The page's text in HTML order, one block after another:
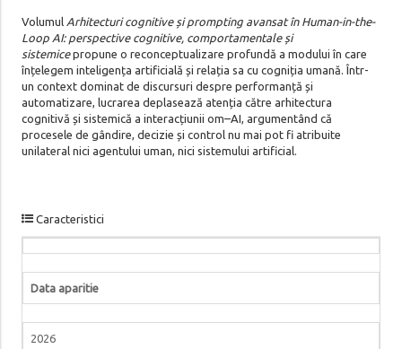
Volumul Arhitecturi cognitive și prompting avansat în Human-in-the-
Loop AI: perspective cognitive, comportamentale și
sistemicepropune o reconceptualizare profundă a modului în care
înțelegem inteligența artificială și relația sa cu cogniția umană. Într-
un context dominat de discursuri despre performanță și
automatizare, lucrarea deplasează atenția către arhitectura
cognitivă și sistemică a interacțiunii om–AI, argumentând că
procesele de gândire, decizie și control nu mai pot fi atribuite
unilateral nici agentului uman, nici sistemului artificial.
Caracteristici
Data aparitie
2026